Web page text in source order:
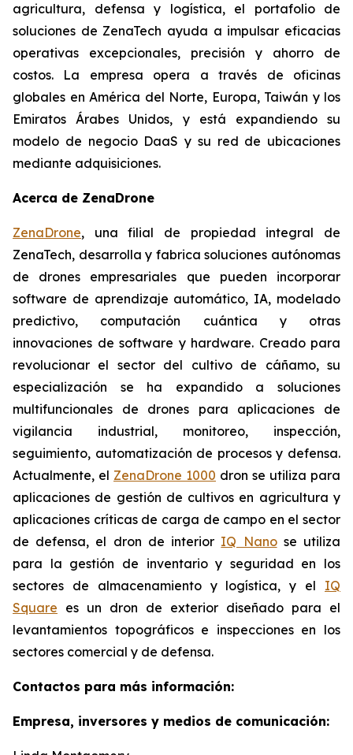
agricultura, defensa y logística, el portafolio de
soluciones de ZenaTech ayuda a impulsar eficacias
operativas excepcionales, precisión y ahorro de
costos. La empresa opera a través de oficinas
globales en América del Norte, Europa, Taiwán y los
Emiratos Árabes Unidos, y está expandiendo su
modelo de negocio DaaS y su red de ubicaciones
mediante adquisiciones.
Acerca de ZenaDrone
ZenaDrone, una filial de propiedad integral de
ZenaTech, desarrolla y fabrica soluciones autónomas
de drones empresariales que pueden incorporar
software de aprendizaje automático, IA, modelado
predictivo, computación cuántica y otras
innovaciones de software y hardware. Creado para
revolucionar el sector del cultivo de cáñamo, su
especialización se ha expandido a soluciones
multifuncionales de drones para aplicaciones de
vigilancia industrial, monitoreo, inspección,
seguimiento, automatización de procesos y defensa.
Actualmente, el ZenaDrone 1000 dron se utiliza para
aplicaciones de gestión de cultivos en agricultura y
aplicaciones críticas de carga de campo en el sector
de defensa, el dron de interior IQ Nanose utiliza
para la gestión de inventario y seguridad en los
sectores de almacenamiento y logística, y el IQ
Square es un dron de exterior diseñado para el
levantamientos topográficos e inspecciones en los
sectores comercial y de defensa.
Contactos para más información:
Empresa, inversores y medios de comunicación: